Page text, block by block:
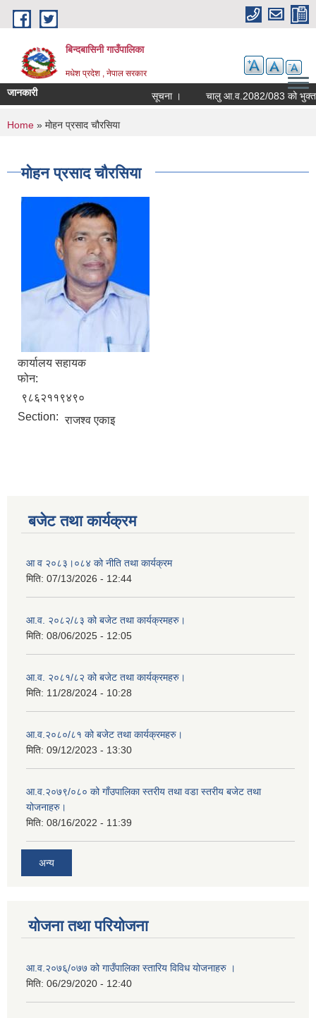
Skip to main content
बिन्दबासिनी गाउँपालिका
मधेश प्रदेश , नेपाल सरकार
जानकारी सूचना ।
You are here
Home » मोहन प्रसाद चौरसिया
मोहन प्रसाद चौरसिया
कार्यालय सहायक
फोन:
९८६२११९४९०
Section: राजश्व एकाइ
बजेट तथा कार्यक्रम
आ व २०८३।०८४ को नीति तथा कार्यक्रम
मिति: 07/13/2026 - 12:44
आ.व. २०८२/८३ को बजेट तथा कार्यक्रमहरु।
मिति: 08/06/2025 - 12:05
आ.व. २०८१/८२ को बजेट तथा कार्यक्रमहरु।
मिति: 11/28/2024 - 10:28
आ.व.२०८०/८१ को बजेट तथा कार्यक्रमहरु।
मिति: 09/12/2023 - 13:30
आ.व.२०७९/०८० को गाँउपालिका स्तरीय तथा वडा स्तरीय बजेट तथा
योजनाहरु।
मिति: 08/16/2022 - 11:39
अन्य
योजना तथा परियोजना
आ.व.२०७६्/०७७ को गाउँपालिका स्तारिय विविध योजनाहरु ।
मिति: 06/29/2020 - 12:40